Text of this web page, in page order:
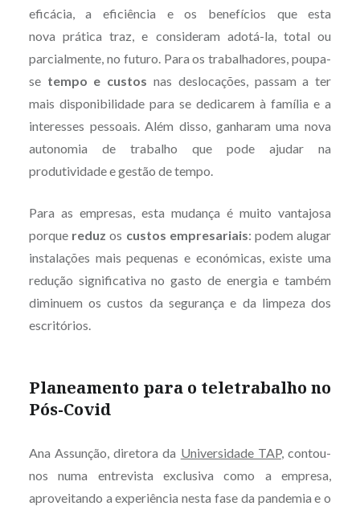
eficácia, a eficiência e os benefícios que esta
nova prática traz, e consideram adotá-la, total ou
parcialmente, no futuro. Para os trabalhadores, poupa-
setempo e custos nas deslocações, passam a ter
mais disponibilidade para se dedicarem à família e a
interesses pessoais. Além disso, ganharam uma nova
autonomia de trabalho que pode ajudar na
produtividade e gestão de tempo.
Para as empresas, esta mudança é muito vantajosa
porque reduzos custos empresariais: podem alugar
instalações mais pequenas e económicas, existe uma
redução significativa no gasto de energia e também
diminuem os custos da segurança e da limpeza dos
escritórios.
Planeamento para o teletrabalho no
Pós-Covid
Ana Assunção, diretora da Universidade TAP, contou-
nos numa entrevista exclusiva como a empresa,
aproveitando a experiência nesta fase da pandemia e o